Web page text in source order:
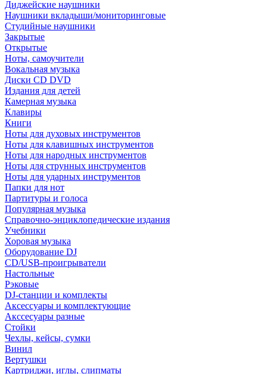
Диджейские наушники
Наушники вкладыши/мониторинговые
Студийные наушники
Закрытые
Открытые
Ноты, самоучители
Вокальная музыка
Диски CD DVD
Издания для детей
Камерная музыка
Клавиры
Книги
Ноты для духовых инструментов
Ноты для клавишных инструментов
Ноты для народных инструментов
Ноты для струнных инструментов
Ноты для ударных инструментов
Папки для нот
Партитуры и голоса
Популярная музыка
Справочно-энциклопедические издания
Учебники
Хоровая музыка
Оборудование DJ
CD/USB-проигрыватели
Настольные
Рэковые
DJ-станции и комплекты
Аксессуары и комплектующие
Акссесуары разные
Стойки
Чехлы, кейсы, сумки
Винил
Вертушки
Картриджи, иглы, слипматы